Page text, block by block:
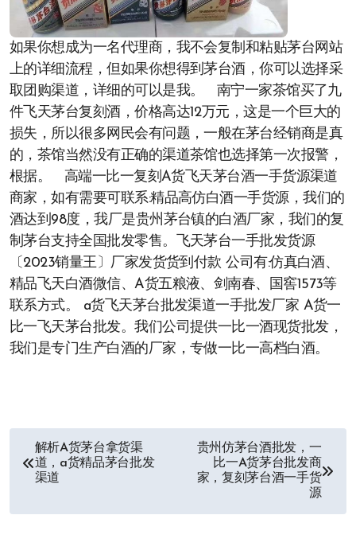
如果你想成为一名代理商，我不会复制和粘贴茅台网站
上的详细流程，但如果你想得到茅台酒，你可以选择采
取团购渠道，详细的可以是我。 南宁一家茶馆买了九
件飞天茅台复刻酒，价格高达12万元，这是一个巨大的
损失，所以很多网民会有问题，一般在茅台经销商是真
的，茶馆当然没有正确的渠道茶馆也选择第一次报警，
根据。 高端一比一复刻A货飞天茅台酒一手货源渠道
商家，如有需要可联系:精品高仿白酒一手货源，我们的
酒达到98度，我厂是贵州茅台镇的白酒厂家，我们的复
制茅台支持全国批发零售。飞天茅台一手批发货源
〔2023销量王〕厂家发货货到付款 公司有:仿真白酒、
精品飞天白酒微信、A货五粮液、剑南春、国窖1573等
联系方式。 a货飞天茅台批发渠道一手批发厂家 A货一
比一飞天茅台批发。我们公司提供一比一酒现货批发，
我们是专门生产白酒的厂家，专做一比一高档白酒。
导
解析A货茅台拿货渠
道，a货精品茅台批发
渠道
贵州仿茅台酒批发，一
比一A货茅台批发商
家，复刻茅台酒一手货
源